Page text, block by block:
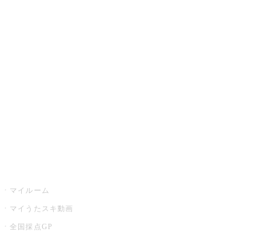
マイルーム
マイうたスキ動画
全国採点GP